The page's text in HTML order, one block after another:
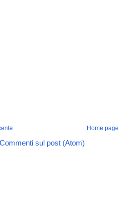
Home page
Commenti sul post (Atom)